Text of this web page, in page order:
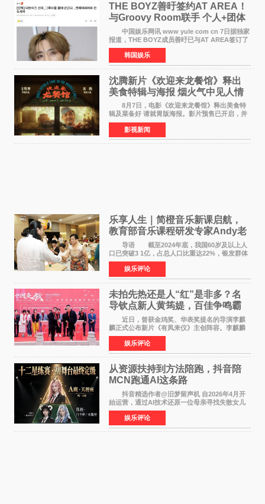
THE BOYZ善旴签约AT AREA！
与Groovy Room联手 个人+团体
活动并行
中国娱乐网讯 www yule com cn 7日据独家
报道，THE BOYZ成员善旴已与AT AREA签订了
专属合约。AT AREA是由知名制作人组合
Groovy Room创立的hip-hop厂牌，旗下拥有多
位实力派音乐人，在韩
韩国娱乐
沈腾新片《欢迎来龙餐馆》释出
美食特辑与海报 烟火气中见人情
温暖
8月7日，电影《欢迎来龙餐馆》释出美食特
辑及菜备好 请就胃版海报。影片预售已开启，并
将于8月8日至10日14:00-21:00举行全国超前点
映。电影《欢迎来龙餐馆》作为战争美食喜剧大
片，讲述了中国
影视新闻
乐享人生｜简橙音乐新课启航，
教育部音乐课程研发专家Andy老
师重磅入驻领航银龄琴声
导语 截至2024年底，我国60岁及以上人
口已突破3 1亿，占总人口比重达22%，银发群体
的精神文化需求日益凸显。2024年1月，国务院办
公厅印发《关于发展银发经济增进老年人福祉的
意见》——这是
娱乐评论
未拍先热还是人“红”是非多？名
导钦点新人黄筠媞，百佳争鸣霸
气回应
近日，曾获金鸡奖、华表奖提名的导演李麒
麟正式公布新片《有凤来仪》主创阵容。李麒麟
早年凭电影《华容道》获得金鸡奖、华表奖提
名，此后长期参与国内外电影制作，其担任制片
人参与的作品亦曾
娱乐评论
从资源扶持到方法陪跑，抖音陪
MCN跑通AI这条路
抖音精选作者@旧梦留声机 自2026年4月开
始运营，通过AI技术还原一位母亲寻找失散女儿
的故事，凭借强情感表达获得大量用户关注，发
布仅21小时便获得超1亿曝光、超1000万互动。
此后，账号持续沿
娱乐评论